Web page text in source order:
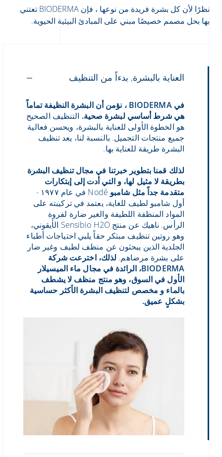
نظرًا لأن كل بشرة فريدة من نوعها ، فإن BIODERMA تعتني
بها بحل مصمم خصيصًا مبني على المبادئ البيئية الحيوية.
العناية بالبشرة, بدءاً من التنظيف
في BIODERMA ، نؤمن أن البشرة النظيفة تماماً
هي شرط أساسي لبشرة صحية. التنظيف الصحيح
هو الخطوة الأولى للعناية بالبشرة، ويحسن فعالية
جميع منتجات التجميل. بالنسبة لنا، يعد تنظيف
البشرة طريقة للعناية بها.
لذلك قمنا بتطوير خبرتنا في مجال تنظيف البشرة
بطريقة لا مثيل لها، و التي أدت إلى إبتكارات
متقدمة جداً مثل شامبو
Nodé في عام ١٩٧٧ -
أول شامبو لطيف للغاية، يعتمد في تركيبته على
المواد المنظفة اللطيفة والغير ضارة لفروة
الرأس. ناهيك عن منتج Sensibio H2O الأيقوني،
وهو روتين تنظيف مبتكر حقاً يلبي احتياجات أطباء
الجلدية الذين يبحثون عن منظف لطيف وغير ضار
على بشرة مرضاهم. لذلك، اخترعت شركة
BIODERMA، الرائدة في مجال ماء الميسيلار
الأول في السوق، وهو منتج منظف لا يشطف
بالماء و مخصص لتنظيف البشرة الأكثر حساسية
بشكلٍ عميق.